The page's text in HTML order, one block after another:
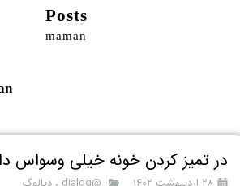
Posts
maman
در تمیز کردن خونه خیلی وسواس